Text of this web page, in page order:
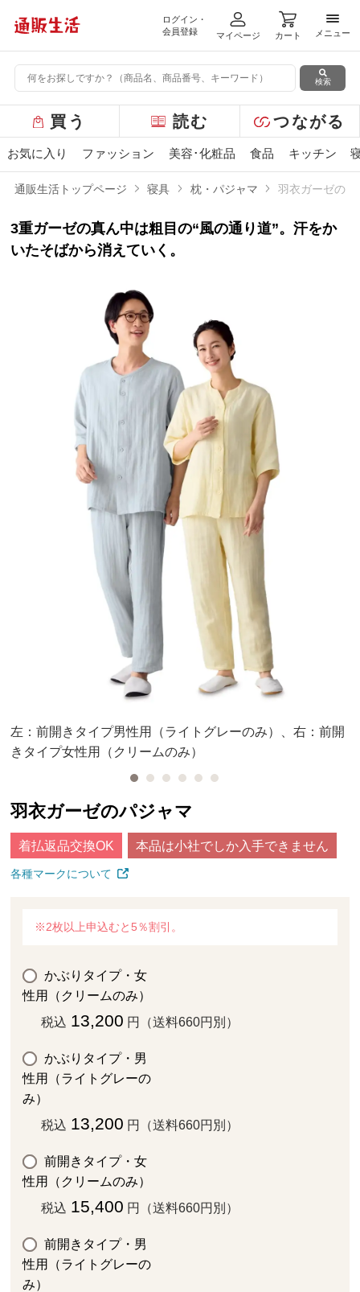
ログイン・
会員登録
マイページ カート
メニ
メニュー
検索
ー
バ
ュ
ー
買う 読む つながる
お気に入り ファッション 美容･化粧品 食品 キッチン
通販生活トップページ 寝具 枕・パジャマ 羽衣ガーゼのパ
3重ガーゼの真ん中は粗目の“風の通り道”。汗をか
いたそばから消えていく。
左：前開きタイプ男性用（ライトグレーのみ）、右：前開
きタイプ女性用（クリームのみ）
羽衣ガーゼのパジャマ
着払返品交換OK 本品は小社でしか入手できません
各種マークについて
※2枚以上申込むと5％割引。
かぶりタイプ・女
性用（クリームのみ）
税込 13,200 円（送料660円別）
かぶりタイプ・男
性用（ライトグレーの
み）
税込 13,200 円（送料660円別）
前開きタイプ・女
性用（クリームのみ）
税込 15,400 円（送料660円別）
前開きタイプ・男
性用（ライトグレーの
み）